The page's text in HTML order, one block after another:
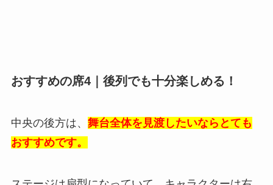
おすすめの席4｜後列でも十分楽しめる！
中央の後方は、 舞台全体を見渡したいならとても
おすすめです。